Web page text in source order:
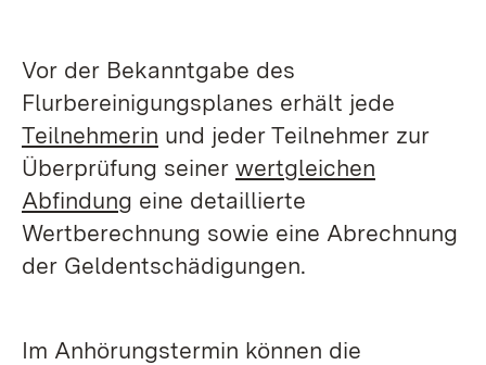
Vor der Bekanntgabe des
Flurbereinigungsplanes erhält jede
Teilnehmerin und jeder Teilnehmer zur
Überprüfung seiner wertgleichen
Abfindung eine detaillierte
Wertberechnung sowie eine Abrechnung
der Geldentschädigungen.
Im Anhörungstermin können die